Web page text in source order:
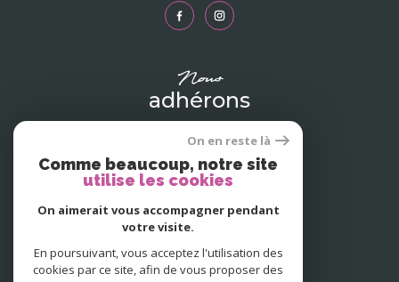
nous
adhérons
On en reste là
Comme beaucoup, notre site
utilise les cookies
On aimerait vous accompagner pendant
votre visite.
En poursuivant, vous acceptez l'utilisation des
cookies par ce site, afin de vous proposer des